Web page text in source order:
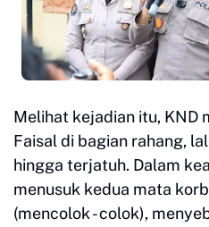
Melihat kejadian itu, KND
Faisal di bagian rahang,
hingga terjatuh. Dalam
menusuk kedua mata
(mencolok - colok),